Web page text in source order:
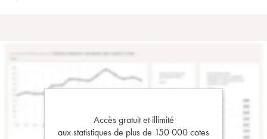
Accès gratuit et illimité
aux statistiques de plus de 150 000 cotes